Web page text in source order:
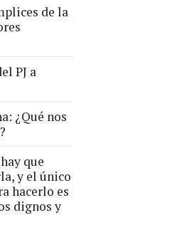
de la
PJ a
¿Qué nos
que
y el único
hacerlo es
dignos y